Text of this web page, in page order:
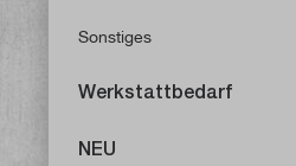
Sonstiges
Werkstattbedarf
NEU